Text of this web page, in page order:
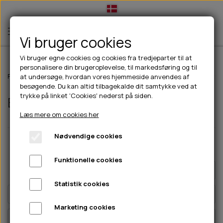
TIL HUND
💧FODER- VANDSKÅLE
CHICOPEE
GODBIDSTASKE
HALSBÅND
🦴 GODBIDDER & SNACKS
🍖 SMAGSVARIANTER
🎾 LEGETØJ
TÆNDER, ØRE, ØJE, POTER & NÆSE
🐾 UDSTYR & KOMFORT
TIL HUNDEEJER
DRIKKEFLASKER/TERMOFLASKER
HUER OG VANTER
PINEWOOD SALES
TIL KAT
TILBUD
NYHEDER
ABONNEMENT
Forside Til hunde Godbidder & Snacks Bløde godbidder/snacks
Bløde godbidder/snacks
Størrelse
Vi bruger cookies
Vi bruger egne cookies og cookies fra tredjeparter til at
personalisere din brugeroplevelse, til markedsføring og til
at undersøge, hvordan vores hjemmeside anvendes af
besøgende. Du kan altid tilbagekalde dit samtykke ved at
trykke på linket 'Cookies' nederst på siden.
Læs mere om cookies her
Nødvendige cookies
Funktionelle cookies
Statistik cookies
Marketing cookies